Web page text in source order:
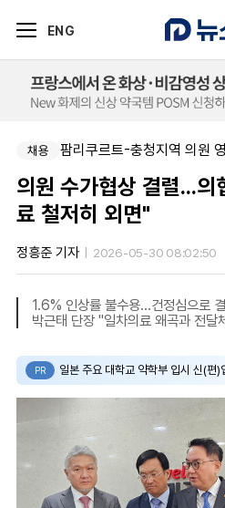
ENG
채용 팜리쿠르트-충청지역 의원
의원 수가협상 결렬...의
료 철저히 외면"
정흥준 기자 2026-05-30 08:02:50
1.6% 인상률 불수용...건정심으로
박근태 단장 "일차의료 왜곡과 전달
PR 일본 주요 대학교 약학부 입시 신(편)